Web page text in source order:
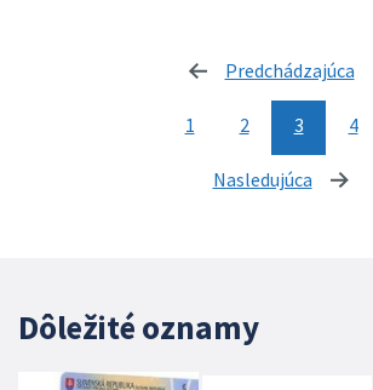
Predchádzajúca
1 2 3 4
Nasledujúca stránka
Dôležité oznamy